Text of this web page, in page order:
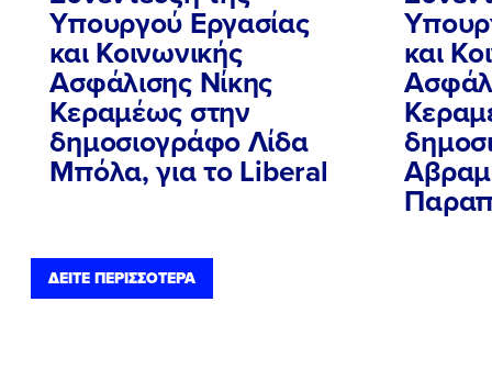
ΕΡΓΟ
Υπουργού Εργασίας
και Κοινωνικής
Ασφάλισης Νίκης
Κεραμέως στην
δημοσιογράφο Λίδα
Μπόλα, για το Liberal
και
ΔΕΙΤΕ ΠΕΡΙΣΣΟΤΕΡΑ